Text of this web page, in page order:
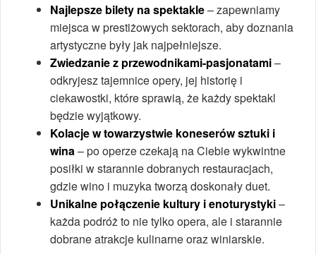
Najlepsze bilety na spektakle– zapewniamy
miejsca w prestiżowych sektorach, aby doznania
artystyczne były jak najpełniejsze.
Zwiedzanie z przewodnikami-pasjonatami–
odkryjesz tajemnice opery, jej historię i
ciekawostki, które sprawią, że każdy spektakl
będzie wyjątkowy.
Kolacje w towarzystwie koneserów sztuki i
wina– po operze czekają na Ciebie wykwintne
posiłki w starannie dobranych restauracjach,
gdzie wino i muzyka tworzą doskonały duet.
Unikalne połączenie kultury i enoturystyki–
każda podróż to nie tylko opera, ale i starannie
dobrane atrakcje kulinarne oraz winiarskie.